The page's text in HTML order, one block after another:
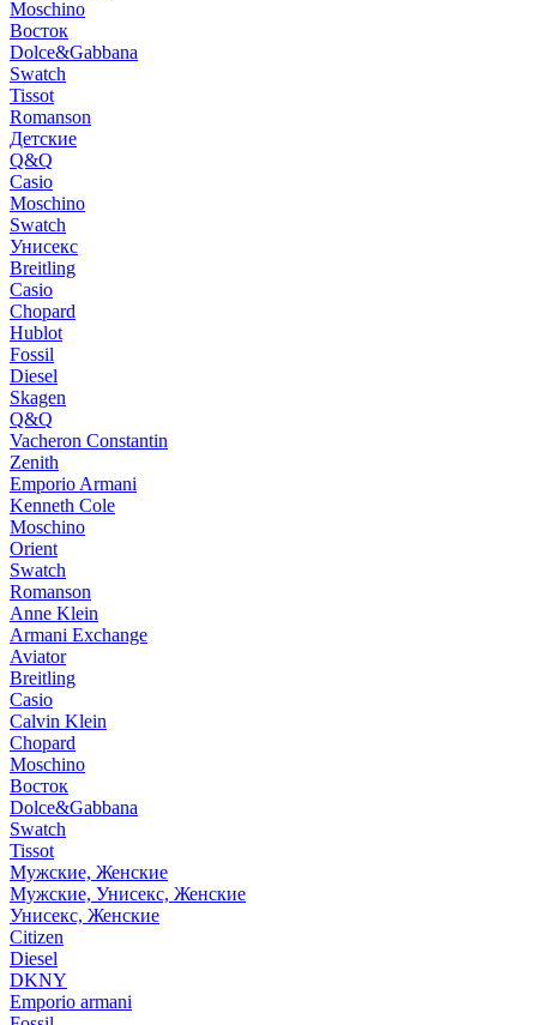
Moschino
Восток
Dolce&Gabbana
Swatch
Tissot
Romanson
Детские
Q&Q
Casio
Moschino
Swatch
Унисекс
Breitling
Casio
Chopard
Hublot
Fossil
Diesel
Skagen
Q&Q
Vacheron Constantin
Zenith
Emporio Armani
Kenneth Cole
Moschino
Orient
Swatch
Romanson
Anne Klein
Armani Exchange
Aviator
Breitling
Casio
Calvin Klein
Chopard
Moschino
Восток
Dolce&Gabbana
Swatch
Tissot
Мужские, Женские
Мужские, Унисекс, Женские
Унисекс, Женские
Citizen
Diesel
DKNY
Emporio armani